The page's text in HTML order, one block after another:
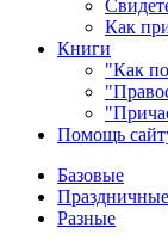
Как
Книги
"Как
Помощь
Базовые
Праздничные
Разные